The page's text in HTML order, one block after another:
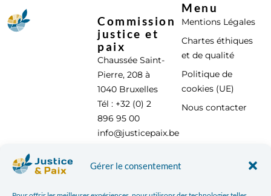
Gérer le consentement
Commission
justice et
paix
Chaussée Saint-
Pierre, 208 à
1040 Bruxelles
Tél : +32 (0) 2
896 95 00
info@justicepaix.be
Menu
Mentions Légales
Chartes éthiques
et de qualité
Politique de
cookies (UE)
Nous contacter